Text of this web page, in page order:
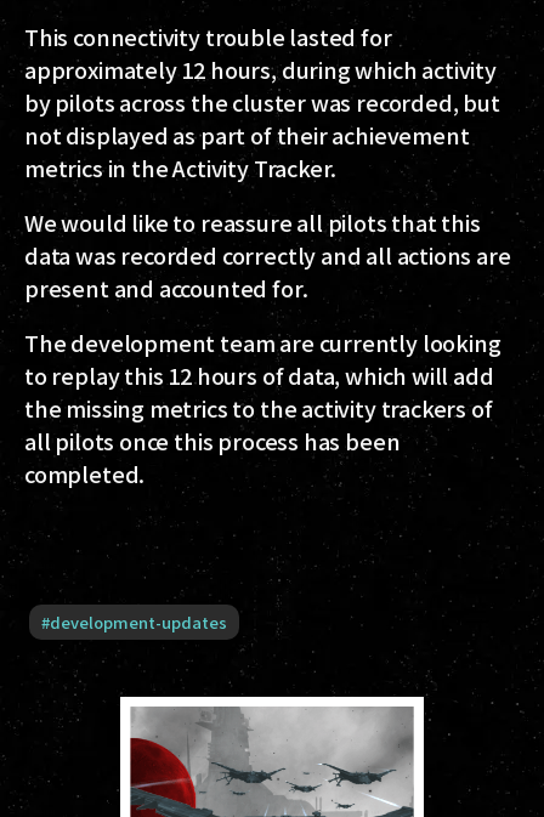
This connectivity trouble lasted for
approximately 12 hours, during which activity
by pilots across the cluster was recorded, but
not displayed as part of their achievement
metrics in the Activity Tracker.
We would like to reassure all pilots that this
data was recorded correctly and all actions are
present and accounted for.
The development team are currently looking
to replay this 12 hours of data, which will add
the missing metrics to the activity trackers of
all pilots once this process has been
completed.
#development-updates